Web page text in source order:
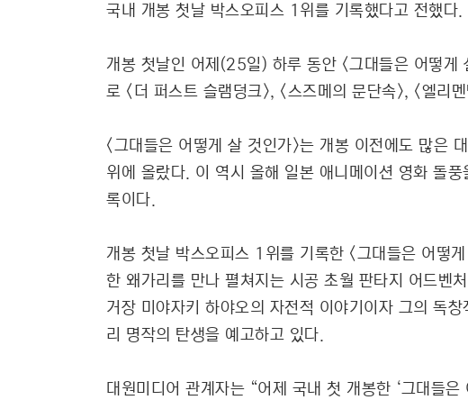
국내 개봉 첫날 박스오피스 1위를 기록했다고 전했다.
개봉 첫날인 어제(25일) 하루 동안 <그대들은 어떻
로 <더 퍼스트 슬램덩크>, <스즈메의 문단속>, <엘리
<그대들은 어떻게 살 것인가>는 개봉 이전에도 많은
위에 올랐다. 이 역시 올해 일본 애니메이션 영화 돌
록이다.
개봉 첫날 박스오피스 1위를 기록한 <그대들은 어떻
한 왜가리를 만나 펼쳐지는 시공 초월 판타지 어드벤
거장 미야자키 하야오의 자전적 이야기이자 그의 독
리 명작의 탄생을 예고하고 있다.
대원미디어 관계자는 “어제 국내 첫 개봉한 ‘그대들